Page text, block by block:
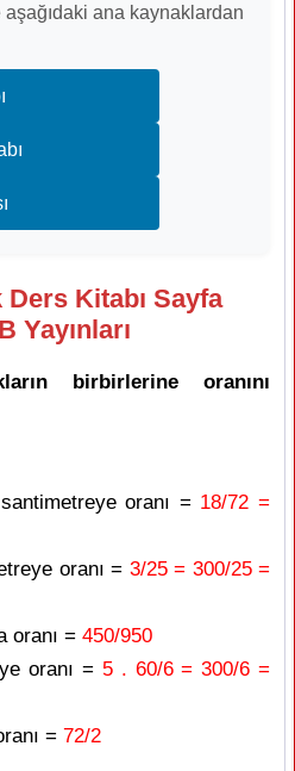
aşağıdaki ana kaynaklardan
Ders Kitabı Sayfa
Yayınları
birbirlerine oranını
oranı = 18/72 =
oranı = 3/25 = 300/25 =
oranı = 450/950
oranı = 5 . 60/6 = 300/6 =
= 72/2